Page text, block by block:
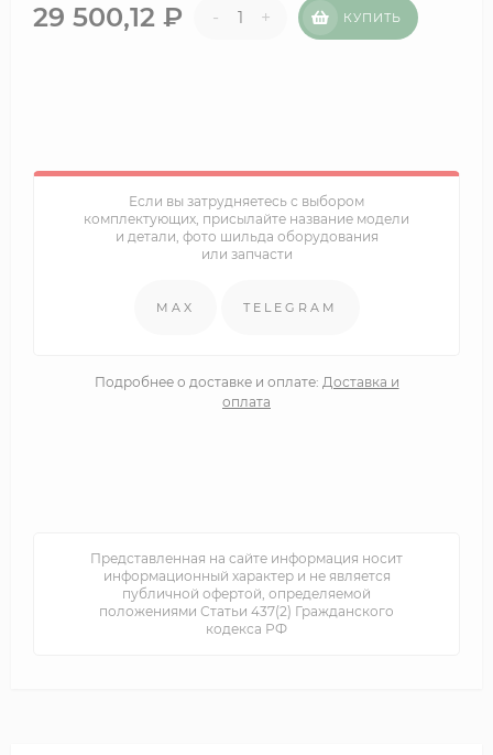
29 500,12 ₽ - + КУПИТЬ
Если вы затрудняетесь с выбором
комплектующих, присылайте название модели
и детали, фото шильда оборудования
или запчасти
MAX TELEGRAM
Подробнее о доставке и оплате: Доставка и
оплата
Представленная на сайте информация носит
информационный характер и не является
публичной офертой, определяемой
положениями Статьи 437(2) Гражданского
кодекса РФ